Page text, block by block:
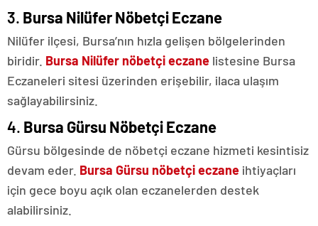
3. Bursa Nilüfer Nöbetçi Eczane
Nilüfer ilçesi, Bursa’nın hızla gelişen bölgelerinden
biridir. Bursa Nilüfer nöbetçi eczane listesine Bursa
Eczaneleri sitesi üzerinden erişebilir, ilaca ulaşım
sağlayabilirsiniz.
4. Bursa Gürsu Nöbetçi Eczane
Gürsu bölgesinde de nöbetçi eczane hizmeti kesintisiz
devam eder. Bursa Gürsu nöbetçi eczane ihtiyaçları
için gece boyu açık olan eczanelerden destek
alabilirsiniz.